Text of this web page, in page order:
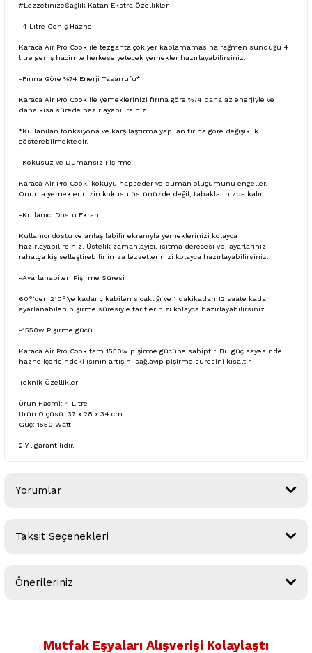
#LezzetinizeSağlık Katan Ekstra Özellikler
-4 Litre Geniş Hazne
Karaca Air Pro Cook ile tezgahta çok yer kaplamamasına rağmen sunduğu 4
litre geniş hacimle herkese yetecek yemekler hazırlayabilirsiniz.
-Fırına Göre %74 Enerji Tasarrufu*
Karaca Air Pro Cook ile yemeklerinizi fırına göre %74 daha az enerjiyle ve
daha kısa sürede hazırlayabilirsiniz.
*Kullanılan fonksiyona ve karşılaştırma yapılan fırına göre değişiklik
gösterebilmektedir.
-Kokusuz ve Dumansız Pişirme
Karaca Air Pro Cook, kokuyu hapseder ve duman oluşumunu engeller.
Onunla yemeklerinizin kokusu üstünüzde değil, tabaklarınızda kalır.
-Kullanıcı Dostu Ekran
Kullanıcı dostu ve anlaşılabilir ekranıyla yemeklerinizi kolayca
hazırlayabilirsiniz. Üstelik zamanlayıcı, ısıtma derecesi vb. ayarlarınızı
rahatça kişiselleştirebilir imza lezzetlerinizi kolayca hazırlayabilirsiniz.
-Ayarlanabilen Pişirme Süresi
60°'den 210°'ye kadar çıkabilen sıcaklığı ve 1 dakikadan 12 saate kadar
ayarlanabilen pişirme süresiyle tariflerinizi kolayca hazırlayabilirsiniz.
-1550w Pişirme gücü
Karaca Air Pro Cook tam 1550w pişirme gücüne sahiptir. Bu güç sayesinde
hazne içerisindeki ısının artışını sağlayıp pişirme süresini kısaltır.
Teknik Özellikler
Ürün Hacmi: 4 Litre
Ürün Ölçüsü: 37 x 28 x 34 cm
Güç: 1550 Watt
2 Yıl garantilidir.
Yorumlar
Taksit Seçenekleri
Önerileriniz
kullanarak tarafımıza iletebilirsiniz.
Mutfak Eşyaları Alışverişi Kolaylaştı